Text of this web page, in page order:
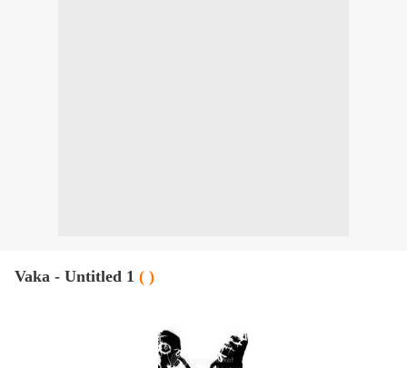
Vaka - Untitled 1 ( )